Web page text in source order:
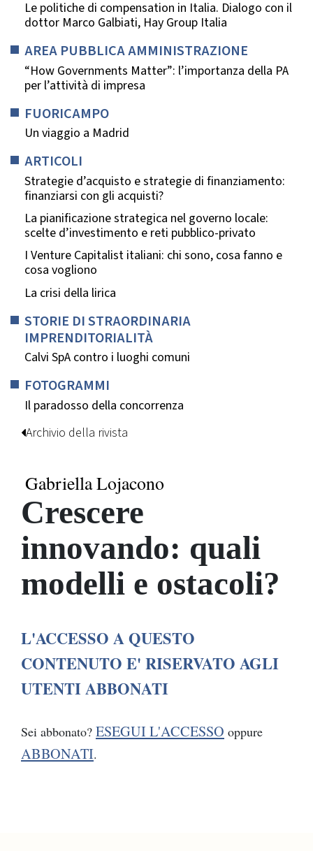
Le politiche di compensation in Italia. Dialogo con il
dottor Marco Galbiati, Hay Group Italia
AREA PUBBLICA AMMINISTRAZIONE
“How Governments Matter”: l’importanza della PA
per l’attività di impresa
FUORICAMPO
Un viaggio a Madrid
ARTICOLI
Strategie d’acquisto e strategie di finanziamento:
finanziarsi con gli acquisti?
La pianificazione strategica nel governo locale:
scelte d’investimento e reti pubblico-privato
I Venture Capitalist italiani: chi sono, cosa fanno e
cosa vogliono
La crisi della lirica
STORIE DI STRAORDINARIA
IMPRENDITORIALITÀ
Calvi SpA contro i luoghi comuni
FOTOGRAMMI
Il paradosso della concorrenza
Archivio della rivista
Gabriella Lojacono
Crescere
innovando: quali
modelli e ostacoli?
L'ACCESSO A QUESTO
CONTENUTO E' RISERVATO AGLI
UTENTI ABBONATI
Sei abbonato? ESEGUI L'ACCESSO oppure
ABBONATI.